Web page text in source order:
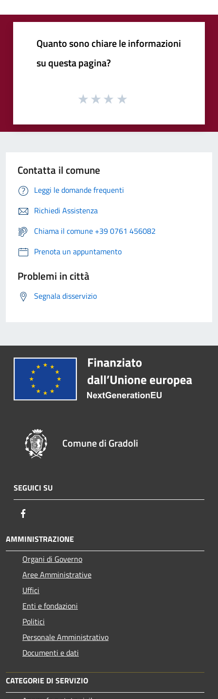
Quanto sono chiare le informazioni
su questa pagina?
Contatta il comune
Leggi le domande frequenti
Richiedi Assistenza
Chiama il comune +39 0761 456082
Prenota un appuntamento
Problemi in città
Segnala disservizio
Comune di Gradoli
SEGUICI SU
AMMINISTRAZIONE
Organi di Governo
Aree Amministrative
Uffici
Enti e fondazioni
Politici
Personale Amministrativo
Documenti e dati
CATEGORIE DI SERVIZIO